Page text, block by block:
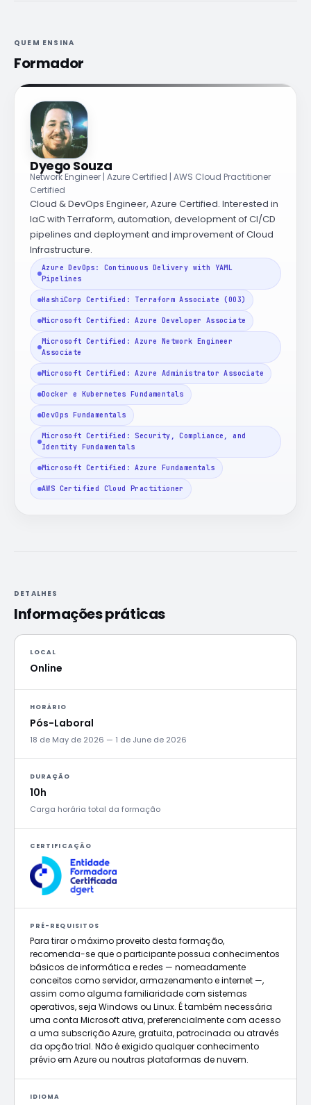
QUEM ENSINA
Formador
Dyego Souza
Network Engineer | Azure Certified | AWS Cloud Practitioner
Certified
Cloud & DevOps Engineer, Azure Certified. Interested in
IaC with Terraform, automation, development of CI/CD
pipelines and deployment and improvement of Cloud
Infrastructure.
Azure DevOps: Continuous Delivery with YAML
Pipelines
HashiCorp Certified: Terraform Associate (003)
Microsoft Certified: Azure Developer Associate
Microsoft Certified: Azure Network Engineer
Associate
Microsoft Certified: Azure Administrator Associate
Docker e Kubernetes Fundamentals
DevOps Fundamentals
Microsoft Certified: Security, Compliance, and
Identity Fundamentals
Microsoft Certified: Azure Fundamentals
AWS Certified Cloud Practitioner
DETALHES
Informações práticas
LOCAL
Online
HORÁRIO
Pós-Laboral
18 de May de 2026 — 1 de June de 2026
DURAÇÃO
10h
Carga horária total da formação
CERTIFICAÇÃO
PRÉ-REQUISITOS
Para tirar o máximo proveito desta formação,
recomenda-se que o participante possua conhecimentos
básicos de informática e redes — nomeadamente
conceitos como servidor, armazenamento e internet —,
assim como alguma familiaridade com sistemas
operativos, seja Windows ou Linux. É também necessária
uma conta Microsoft ativa, preferencialmente com acesso
a uma subscrição Azure, gratuita, patrocinada ou através
da opção trial. Não é exigido qualquer conhecimento
prévio em Azure ou noutras plataformas de nuvem.
IDIOMA